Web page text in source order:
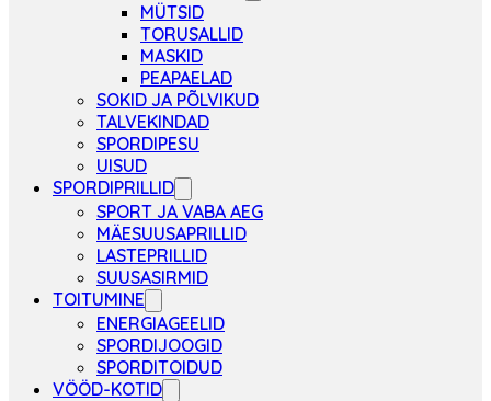
MÜTSID
TORUSALLID
MASKID
PEAPAELAD
SOKID JA PÕLVIKUD
TALVEKINDAD
SPORDIPESU
UISUD
SPORDIPRILLID
SPORT JA VABA AEG
MÄESUUSAPRILLID
LASTEPRILLID
SUUSASIRMID
TOITUMINE
ENERGIAGEELID
SPORDIJOOGID
SPORDITOIDUD
VÖÖD-KOTID